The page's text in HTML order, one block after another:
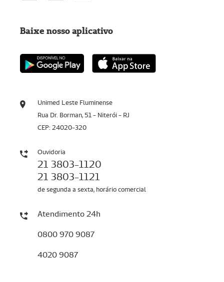
Unimed Leste Fluminense
Rua Dr. Borman, 51 - Niterói - RJ
CEP: 24020-320
Ouvidoria
21 3803-1120
21 3803-1121
de segunda a sexta, horário comercial
Atendimento 24h
0800 970 9087
4020 9087
Baixe nosso aplicativo